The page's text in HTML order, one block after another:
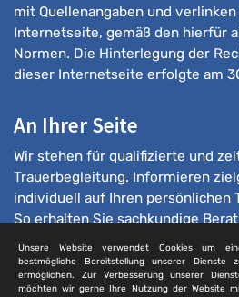
mit Quellenangaben und
Internetseite, gemäß den hierfür
Normen. Die Hinterlegung der
dieser Internetseite erfolgte am
An Ihrer Seite
Wir stehen für qualifizierte und
Trauerbegleitung. Informieren
individuell auf Ihren persönlichen
So erhalten Sie sachkundige
Unsere Website verwendet Cookies um
bestmögliche Bereitstellung unserer Dienste
ermöglichen. Zur Verbesserung unserer
möchten wir gerne Ihre Nutzung der Website